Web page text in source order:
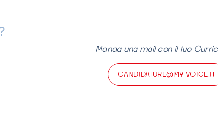
Manda una mail con il tuo
CANDIDATURE@MY-VOICE.IT